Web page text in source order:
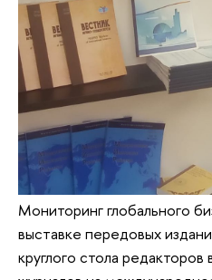
Мониторинг глобального
выставке передовых
круглого стола